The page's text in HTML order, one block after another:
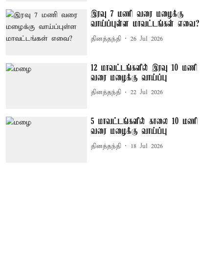
இரவு 7 மணி வரை மழைக்கு
வாய்ப்புள்ள மாவட்டங்கள் எவை?
தினத்தந்தி 26 Jul 2026
12 மாவட்டங்களில் இரவு 10 மணி
வரை மழைக்கு வாய்ப்பு
தினத்தந்தி 22 Jul 2026
5 மாவட்டங்களில் காலை 10 மணி
வரை மழைக்கு வாய்ப்பு
தினத்தந்தி 18 Jul 2026